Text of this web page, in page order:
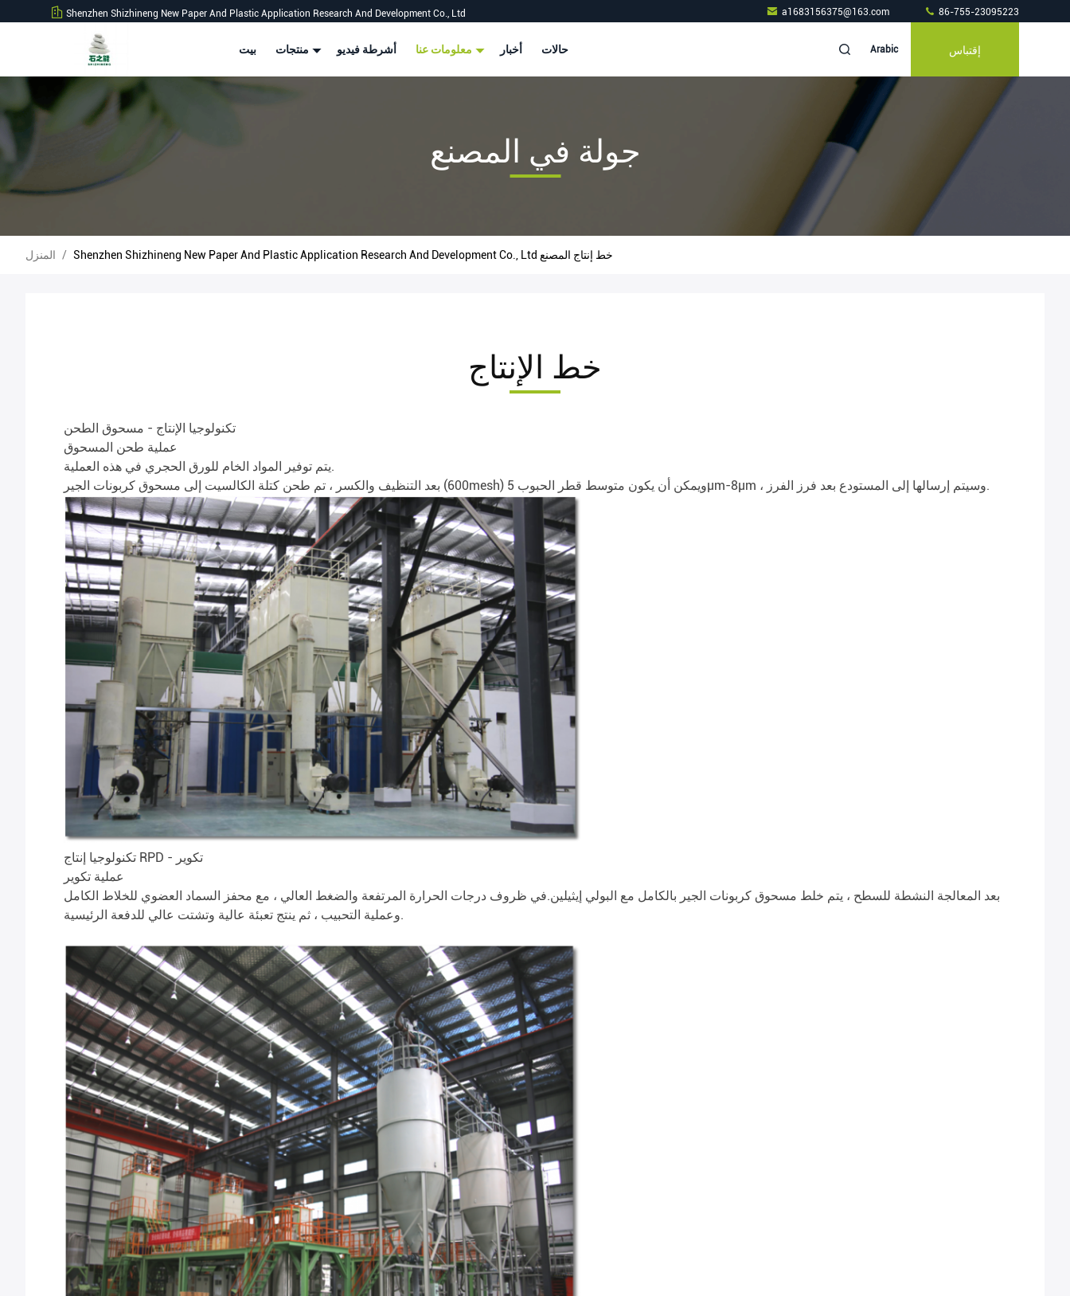
Shenzhen Shizhineng New Paper And Plastic Application Research And Development Co., Ltd a1683156375@163.com 86-755-23095223
بيت أشرطة فيديو أخبار حالات Arabic إقتباس
جولة في المصنع
المنزل / Shenzhen Shizhineng New Paper And Plastic Application Research And Development Co., Ltd خط إنتاج المصنع
خط الإنتاج
تكنولوجيا الإنتاج - مسحوق الطحن
عملية طحن المسحوق
يتم توفير المواد الخام للورق الحجري في هذه العملية.
بعد التنظيف والكسر ، تم طحن كتلة الكالسيت إلى مسحوق كربونات الجير (600mesh) ويمكن أن يكون متوسط ​​قطر الحبوب 5μm-8μm ، وسيتم إرسالها إلى المستودع بعد فرز الفرز.
تكنولوجيا إنتاج RPD - تكوير
عملية تكوير
بعد المعالجة النشطة للسطح ، يتم خلط مسحوق كربونات الجير بالكامل مع البولي إيثيلين.في ظروف درجات الحرارة المرتفعة والضغط العالي ، مع محفز السماد العضوي للخلاط الكامل
وعملية التحبيب ، ثم ينتج تعبئة عالية وتشتت عالي للدفعة الرئيسية.